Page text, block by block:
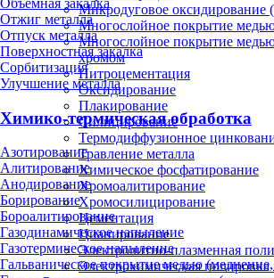
Отжиг металла
Отпуск металла
Поверхностная закалка
Сорбитизация
Улучшение металла
Химико-термическая обработка
Азотирование
Алитирование
Анодирование
Борирование
Бороалитирование
Газодинамическое напыление
Газотермическое напыление
Гальваническое покрытие медью
Микродуговое
Многослойное покрытие
Многослойное покрытие
хромом
Нитроцементация
Оксидирование
Плакирование
Силицирование
Термодиффузионное
Травление металла
Химическое фосфатирование
Хромоалитирование
Хромосилицирование
Цементация
Цианирование
Электролитно-плазменная
Электрохимическая полировка